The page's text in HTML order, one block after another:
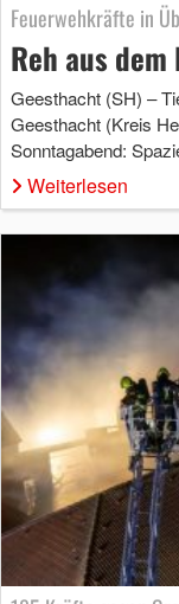
Feuerwehkräfte in
Reh aus
Geesthacht (SH) –
Geesthacht (Kreis
Sonntagabend:
Weiterlesen